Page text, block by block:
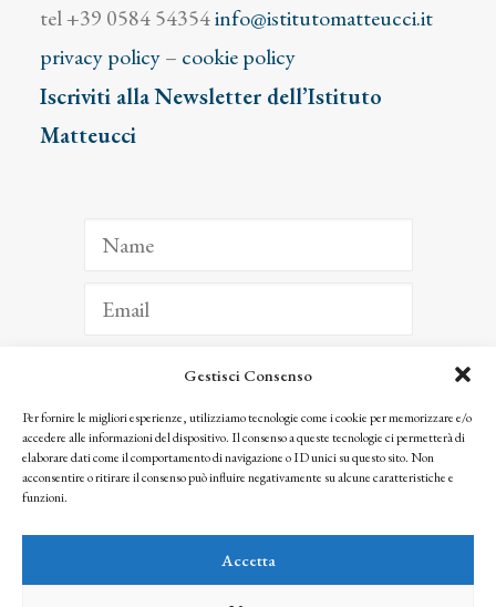
Gestisci Consenso
Per fornire le migliori esperienze, utilizziamo tecnologie come i cookie per memorizzare e/o
accedere alle informazioni del dispositivo. Il consenso a queste tecnologie ci permetterà di
elaborare dati come il comportamento di navigazione o ID unici su questo sito. Non
acconsentire o ritirare il consenso può influire negativamente su alcune caratteristiche e
funzioni.
Accetta
tel +39 0584 54354info@istitutomatteucci.it
privacy policy– cookie policy
Iscriviti alla Newsletter dell’Istituto
Matteucci
ISCRIVITI
Facendo clic per iscriverti, riconosci che le tue informazioni saranno trattate
seguendo la nostra Privacy Policy
© 2025 Istituto Matteucci. All right reserved
l’autorizzazione scritta dei proprietari dei diritti e dell’Istituto Matteucci